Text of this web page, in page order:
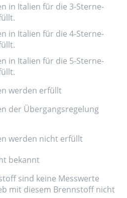
in Italien für die 3-Sterne-
in Italien für die 4-Sterne-
in Italien für die 5-Sterne-
werden erfüllt
der Übergangsregelung
werden nicht erfüllt
bekannt
sind keine Messwerte
mit diesem Brennstoff nicht